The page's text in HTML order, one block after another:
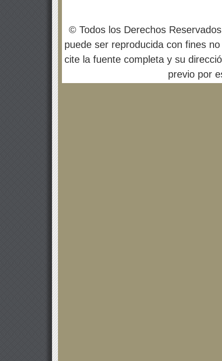
© Todos los Derechos
puede ser reproducida con fines
cite la fuente completa y su
previo por